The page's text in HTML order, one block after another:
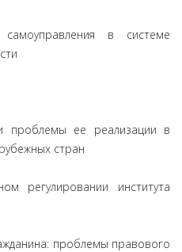
в системе
проблемы ее реализации в
стран
регулировании института
проблемы правового